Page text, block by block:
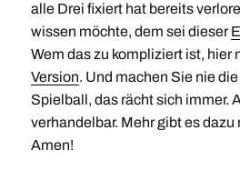
alle Drei fixiert hat bereits
wissen möchte, dem sei dieser
Wem das zu kompliziert ist, hier
Version. Und machen Sie nie
Spielball, das rächt sich immer.
verhandelbar. Mehr gibt es dazu
Amen!